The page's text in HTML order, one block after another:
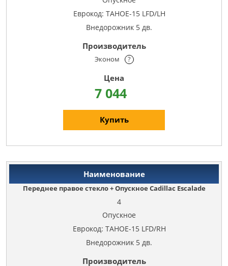
Еврокод: TAHOE-15 LFD/LH
Внедорожник 5 дв.
Эконом ?
7 044
Купить
Переднее правое стекло + Опускное Cadillac Escalade
4
Опускное
Еврокод: TAHOE-15 LFD/RH
Внедорожник 5 дв.